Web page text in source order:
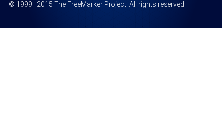
© 1999–2015 The FreeMarker Project . All rights reserved.